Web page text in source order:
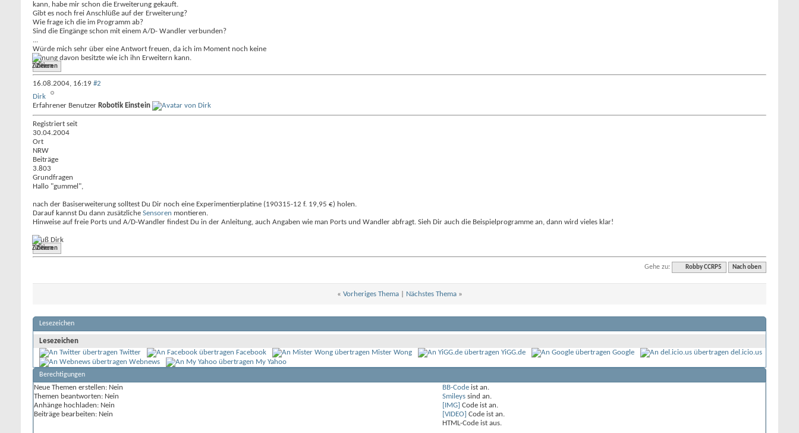
kann, habe mir schon die Erweiterung gekauft.
Gibt es noch frei Anschlüße auf der Erweiterung?
Wie frage ich die im Programm ab?
Sind die Eingänge schon mit einem A/D- Wandler verbunden?
...
Würde mich sehr über eine Antwort freuen, da ich im Moment noch keine
Ahnung davon besitzte wie ich ihn Erweitern kann.
Zitieren
16.08.2004, 16:19 #2
Dirk
Erfahrener Benutzer Robotik Einstein
Registriert seit
30.04.2004
Ort
NRW
Beiträge
3.803
Grundfragen
Hallo "gummel",
nach der Basiserweiterung solltest Du Dir noch eine Experimentierplatine (190315-12 f. 19,95 €) holen.
Darauf kannst Du dann zusätzliche Sensoren montieren.
Hinweise auf freie Ports und A/D-Wandler findest Du in der Anleitung, auch Angaben wie man Ports und Wandler abfragt. Sieh Dir auch die Beispielprogramme an, dann wird vieles klar!
Gruß Dirk
Zitieren
Gehe zu: Robby CCRP5 Nach oben
« Vorheriges Thema| Nächstes Thema »
Lesezeichen
Lesezeichen
Twitter
Facebook Mister Wong YiGG.de Google
del.icio.us
Webnews
My Yahoo
Berechtigungen
Neue Themen erstellen: Nein
Themen beantworten: Nein
Anhänge hochladen: Nein
Beiträge bearbeiten: Nein
BB-Codeist an.
Smileyssind an.
[IMG] Code ist an.
[VIDEO] Code ist an.
HTML-Code ist aus.